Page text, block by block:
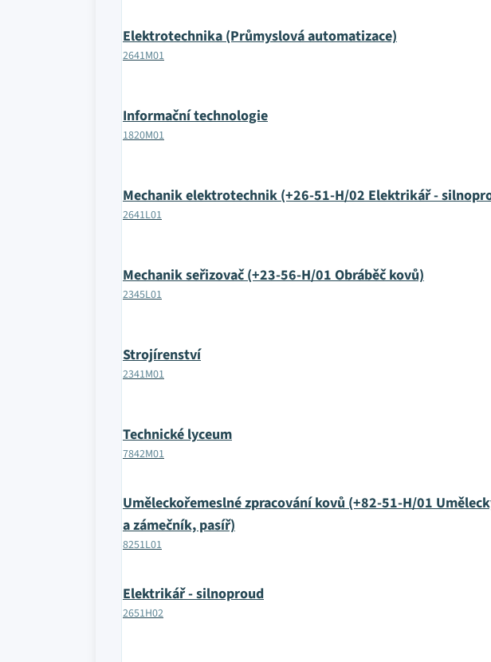
Elektrotechnika (Průmyslová automatizace)
2641M01
Informační technologie
1820M01
Mechanik elektrotechnik (+26-51-H/02 Elektrikář -
2641L01
Mechanik seřizovač (+23-56-H/01 Obráběč kovů)
2345L01
Strojírenství
2341M01
Technické lyceum
7842M01
Uměleckořemeslné zpracování kovů (+82-51-H/01
a zámečník, pasíř)
8251L01
Elektrikář - silnoproud
2651H02